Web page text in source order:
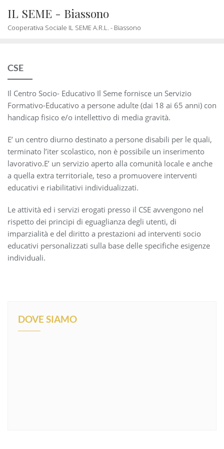
content
IL SEME - Biassono
Cooperativa Sociale IL SEME A.R.L. - Biassono
CSE
Il Centro Socio- Educativo Il Seme fornisce un Servizio
Formativo-Educativo a persone adulte (dai 18 ai 65 anni) con
handicap fisico e/o intellettivo di media gravità.
E’ un centro diurno destinato a persone disabili per le quali,
terminato l’iter scolastico, non è possibile un inserimento
lavorativo.E’ un servizio aperto alla comunità locale e anche
a quella extra territoriale, teso a promuovere interventi
educativi e riabilitativi individualizzati.
Le attività ed i servizi erogati presso il CSE avvengono nel
rispetto dei principi di eguaglianza degli utenti, di
imparzialità e del diritto a prestazioni ad interventi socio
educativi personalizzati sulla base delle specifiche esigenze
individuali.
DOVE SIAMO